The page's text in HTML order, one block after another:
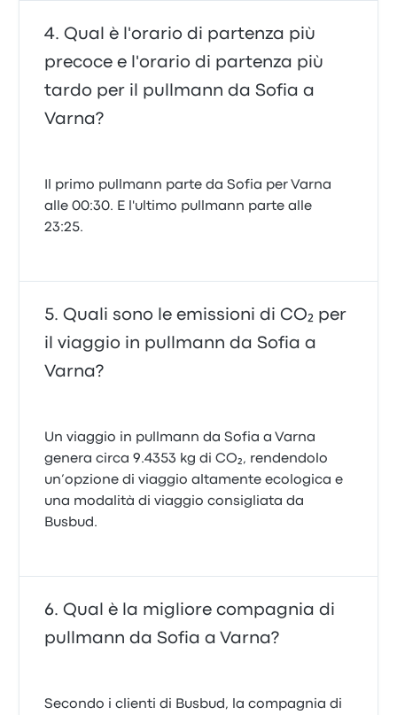
Qual è l'orario di partenza più
precoce e l'orario di partenza più
tardo per il pullmann da Sofia a
Varna?
Il primo pullmann parte da Sofia per Varna
alle 00:30. E l'ultimo pullmann parte alle
23:25.
Quali sono le emissioni di CO₂ per
il viaggio in pullmann da Sofia a
Varna?
Un viaggio in pullmann da Sofia a Varna
genera circa 9.4353 kg di CO₂, rendendolo
un’opzione di viaggio altamente ecologica e
una modalità di viaggio consigliata da
Busbud.
Qual è la migliore compagnia di
pullmann da Sofia a Varna?
Secondo i clienti di Busbud, la compagnia di